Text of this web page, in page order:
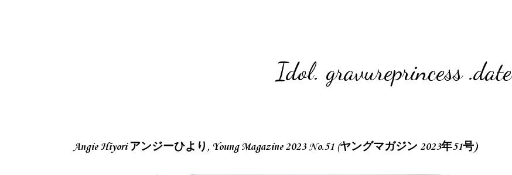
Idol. gravureprincess .date
Angie Hiyori アンジーひより, Young Magazine 2023 No.51 (ヤングマガジン 2023年51号)